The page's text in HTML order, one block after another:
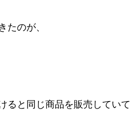
たのが、
ると同じ商品を販売していて